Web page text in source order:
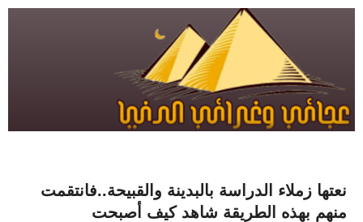
نعتها زملاء الدراسة بالبدينة والقبيحة..فانتقمت
منهم بهذه الطريقة شاهد كيف أصبحت